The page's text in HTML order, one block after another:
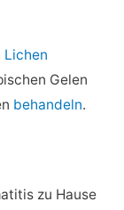
Lichen
Gelen
behandeln.
zu Hause